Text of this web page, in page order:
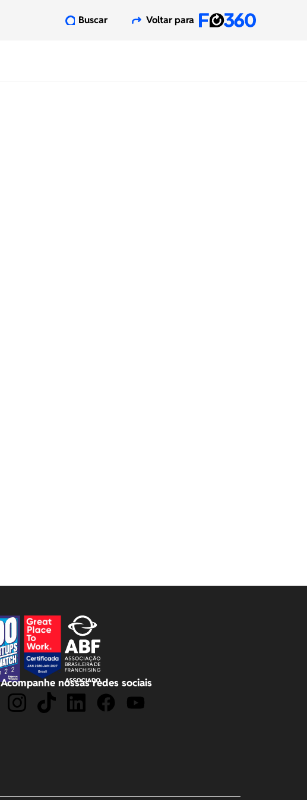
Buscar Voltar para
Acompanhe nossas redes sociais